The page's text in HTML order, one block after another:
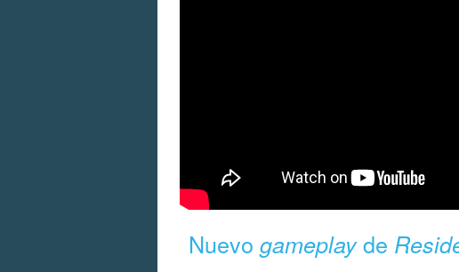
Nuevogameplayde